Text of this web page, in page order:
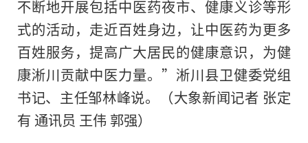
不断地开展包括中医药夜市、健康义诊等形
式的活动，走近百姓身边，让中医药为更多
百姓服务，提高广大居民的健康意识，为健
康淅川贡献中医力量。”淅川县卫健委党组
书记、主任邹林峰说。（大象新闻记者 张定
有 通讯员 王伟 郭强）